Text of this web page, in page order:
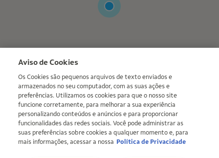
Aviso de Cookies
Os Cookies são pequenos arquivos de texto enviados e
armazenados no seu computador, com as suas ações e
preferências. Utilizamos os cookies para que o nosso site
funcione corretamente, para melhorar a sua experiência
personalizando conteúdos e anúncios e para proporcionar
funcionalidades das redes sociais. Você pode administrar as
suas preferências sobre cookies a qualquer momento e, para
mais informações, acessar a nossa Política de Privacidade